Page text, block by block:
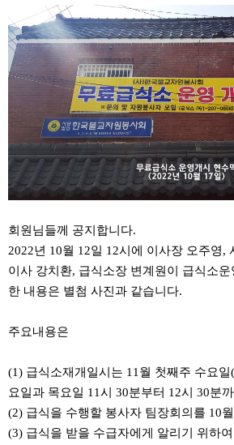
회원님들께 공지합니다.
2022년 10월 12일 12시에 이사장 오주영,
이사 강치환, 급식소장 변계원이 급식소운
한 내용은 별첨 사진과 같습니다.
주요내용은
(1) 급식소재개일시는 11월 첫째주 수요
요일과 목요일 11시 30분부터 12시 30분
(2) 급식을 수행할 봉사자 팀장회의를 10
(3) 급식을 받을 수급자에게 알리기 위하